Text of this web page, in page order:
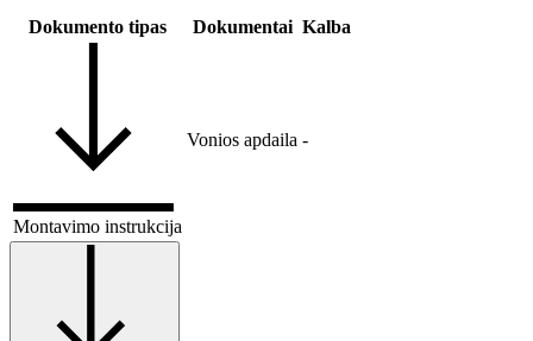
Dokumento tipas Dokumentai Kalba
Montavimo instrukcija
Vonios apdaila -